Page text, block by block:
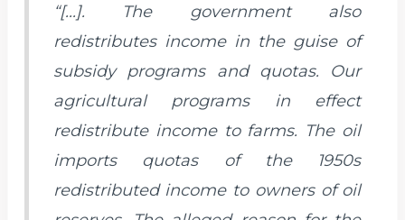
“[...]. The government also
redistributes income in the guise of
subsidy programs and quotas. Our
agricultural programs in effect
redistribute income to farms. The oil
imports quotas of the 1950s
redistributed income to owners of oil